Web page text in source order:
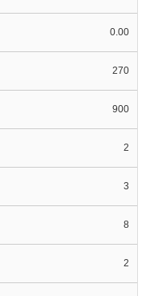
0.00
270
900
2
3
8
2